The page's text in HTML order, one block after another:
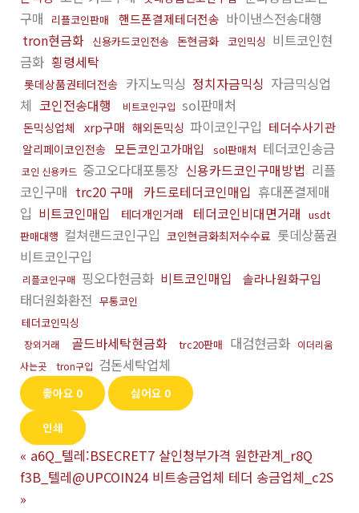
구매
리플코인판매 핸드폰결제테더전송 바이낸스전송대행
tron현금화 신용카드코인전송 돈현금화 코인믹싱 비트코인현
금화 횡령세탁
롯데상품권테더전송 카지노믹싱 정치자금믹싱 자금믹싱업
체 코인전송대행 비트코인구입 sol판매처
돈믹싱업체 xrp구매 해외돈믹싱 파이코인구입 테더수사기관
알리페이코인전송 모든코인고가매입 sol판매처 테더코인송금
코인 신용카드 중고오다대포통장 신용카드코인구매방법 리플
코인구매 trc20 구매 카드로테더코인매입 휴대폰결제매
입 비트코인매입 테더개인거래 테더코인비대면거래 usdt
판매대행 컬쳐랜드코인구입 코인현금화최저수수료 롯데상품권
비트코인구입
리플코인구매 핑오다현금화 비트코인매입 솔라나원화구입
태더원화환전 무통코인
테더코인믹싱
장외거래 골드바세탁현금화 trc20판매 대검현금화 이더리움
사는곳
tron구입 검돈세탁업체
좋아요 0 싫어요 0
인쇄
« a6Q_텔레:BSECRET7 살인청부가격 원한관계_r8Q
f3B_텔레@UPCOIN24 비트송금업체 테더 송금업체_c2S
»